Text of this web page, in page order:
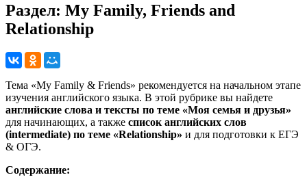
Раздел: My Family, Friends and
Relationship
Тема «My Family & Friends» рекомендуется на начальном этапе
изучения английского языка. В этой рубрике вы найдете
английские слова и тексты по теме «Моя семья и друзья»
для начинающих, а также список английских слов
(intermediate) по теме «Relationship» и для подготовки к ЕГЭ
& ОГЭ.
Содержание: